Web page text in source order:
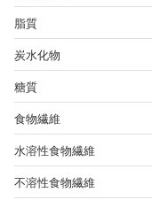
脂質
炭水化物
糖質
食物繊維
水溶性食物繊維
不溶性食物繊維